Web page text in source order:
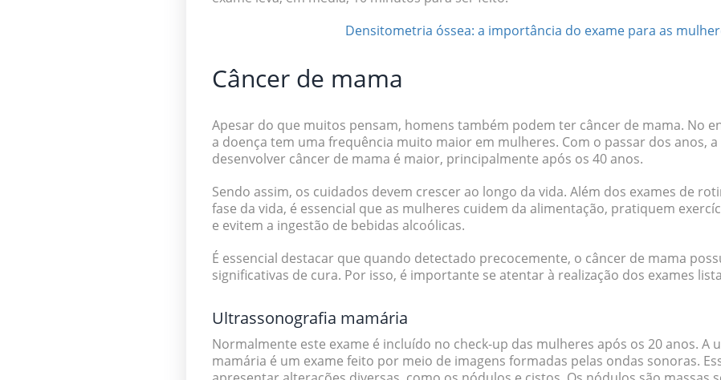
Densitometria óssea: a importância do exame para as
Câncer de mama
Apesar do que muitos pensam, homens também podem ter câncer de mama. No
a doença tem uma frequência muito maior em mulheres. Com o passar dos anos,
desenvolver câncer de mama é maior, principalmente após os 40 anos.
Sendo assim, os cuidados devem crescer ao longo da vida. Além dos exames de
fase da vida, é essencial que as mulheres cuidem da alimentação, pratiquem
e evitem a ingestão de bebidas alcoólicas.
É essencial destacar que quando detectado precocemente, o câncer de mama
significativas de cura. Por isso, é importante se atentar à realização dos exames
Ultrassonografia mamária
Normalmente este exame é incluído no check-up das mulheres após os 20 anos. A
mamária é um exame feito por meio de imagens formadas pelas ondas sonoras.